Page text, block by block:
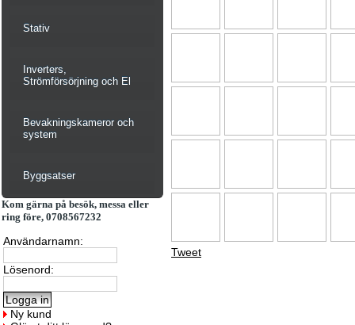
Stativ
Inverters,
Strömförsörjning och El
Bevakningskameror och
system
Byggsatser
Kom gärna på besök, messa eller
ring före, 0708567232
Användarnamn:
Lösenord:
Ny kund
Tweet